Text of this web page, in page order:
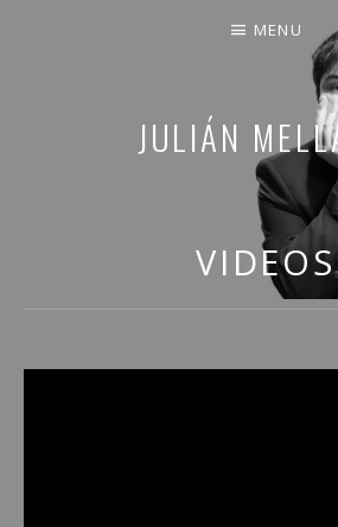
JULIÁN
COMPARTO PARTE DE MI
MENU
VIDEOS